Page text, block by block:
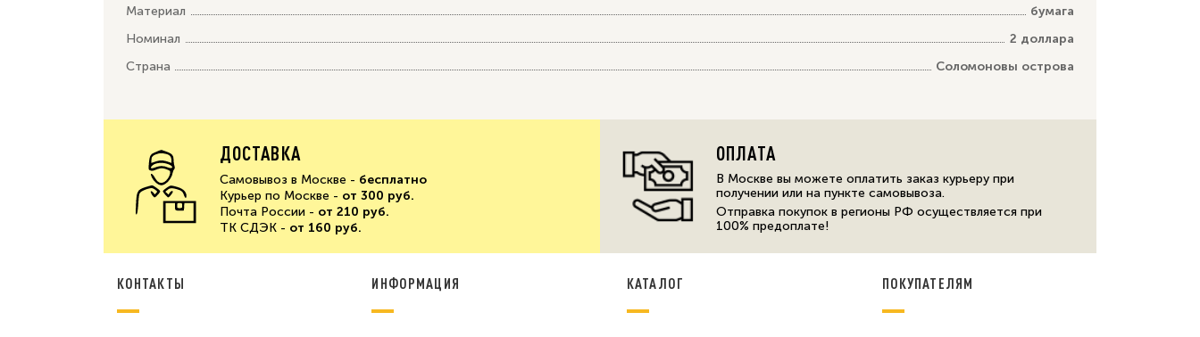
Материал
бумага
Номинал
2 доллара
Страна
Соломоновы острова
ДОСТАВКА
Самовывоз в Москве - бесплатно
Курьер по Москве - от 300 руб.
Почта России - от 210 руб.
ТК СДЭК - от 160 руб.
ОПЛАТА
В Москве вы можете оплатить заказ курьеру при
получении или на пункте самовывоза.
Отправка покупок в регионы РФ осуществляется при
100% предоплате!
КОНТАКТЫ ИНФОРМАЦИЯ КАТАЛОГ ПОКУПАТЕЛЯМ